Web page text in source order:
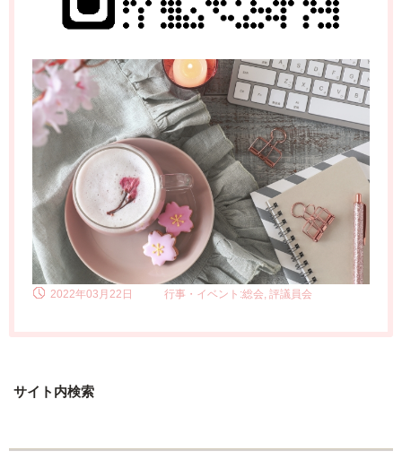
2022年03月22日 行事・イベント:総会, 評議員会
サイト内検索